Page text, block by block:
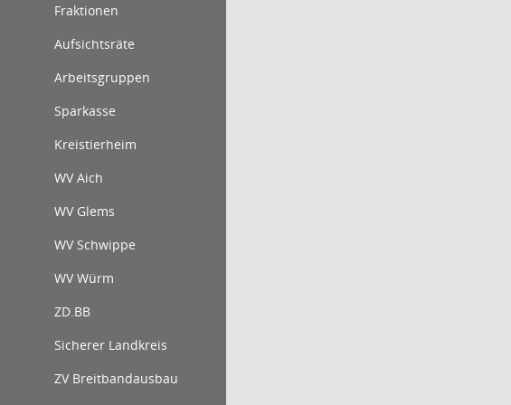
Fraktionen
Aufsichtsräte
Arbeitsgruppen
Sparkasse
Kreistierheim
WV Aich
WV Glems
WV Schwippe
WV Würm
ZD.BB
Sicherer Landkreis
ZV Breitbandausbau